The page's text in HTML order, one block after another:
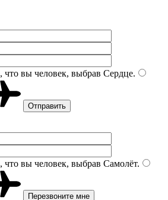
вы человек, выбрав Сердце.
вы человек, выбрав Самолёт.